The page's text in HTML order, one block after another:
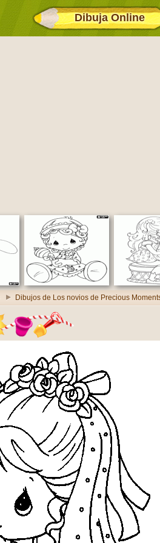
Dibuja Online
Dibujos de Los novios de Precious